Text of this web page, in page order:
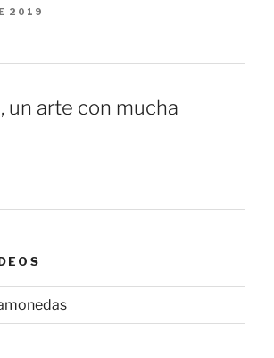
2019
un arte con mucha